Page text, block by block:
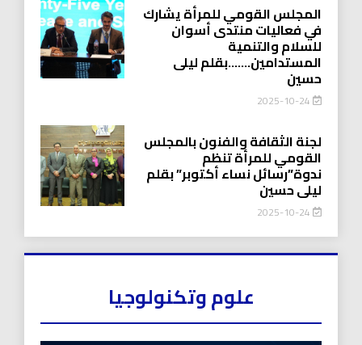
المجلس القومي للمرأة يشارك
في فعاليات منتدى أسوان
للسلام والتنمية
المستدامين…….بقلم ليلى
حسين
2025-10-24
لجنة الثقافة والفنون بالمجلس
القومي للمرأة تنظم
ندوة”رسائل نساء أكتوبر” بقلم
ليلى حسين
2025-10-24
علوم وتكنولوجيا